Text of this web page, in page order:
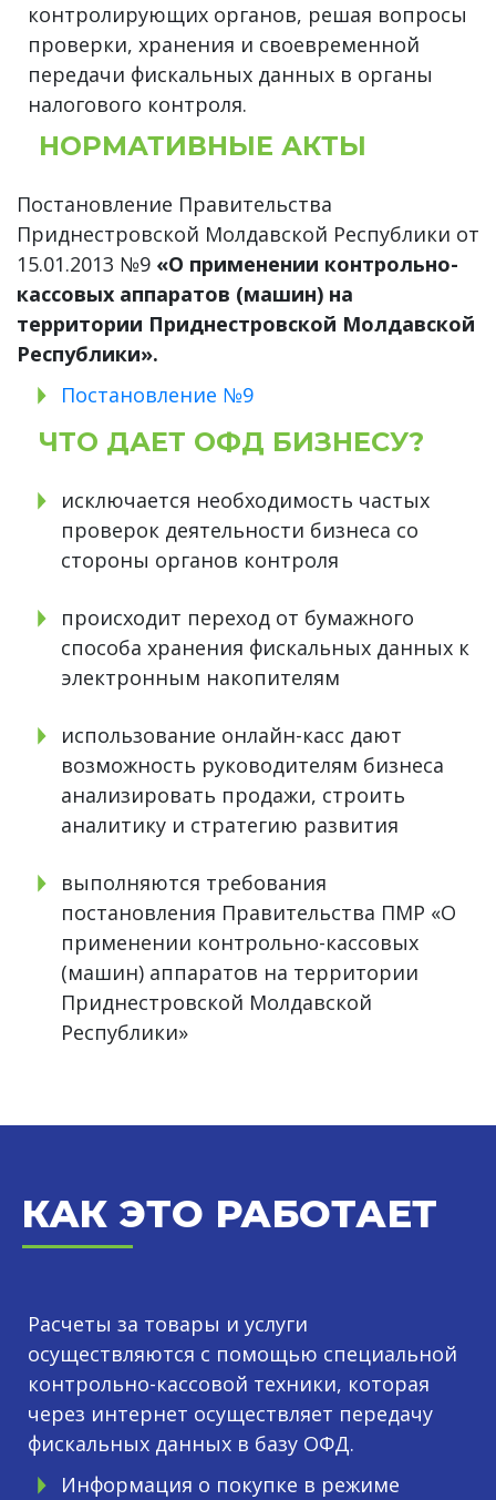
контролирующих органов, решая вопросы
проверки, хранения и своевременной
передачи фискальных данных в органы
налогового контроля.
НОРМАТИВНЫЕ АКТЫ
Постановление Правительства
Приднестровской Молдавской Республики от
15.01.2013 №9 «О применении контрольно-
кассовых аппаратов (машин) на
территории Приднестровской Молдавской
Республики».
Постановление №9
ЧТО ДАЕТ ОФД БИЗНЕСУ?
исключается необходимость частых
проверок деятельности бизнеса со
стороны органов контроля
происходит переход от бумажного
способа хранения фискальных данных к
электронным накопителям
использование онлайн-касс дают
возможность руководителям бизнеса
анализировать продажи, строить
аналитику и стратегию развития
выполняются требования
постановления Правительства ПМР «О
применении контрольно-кассовых
(машин) аппаратов на территории
Приднестровской Молдавской
Республики»
КАК ЭТО РАБОТАЕТ
Расчеты за товары и услуги
осуществляются с помощью специальной
контрольно-кассовой техники, которая
через интернет осуществляет передачу
фискальных данных в базу ОФД.
Информация о покупке в режиме